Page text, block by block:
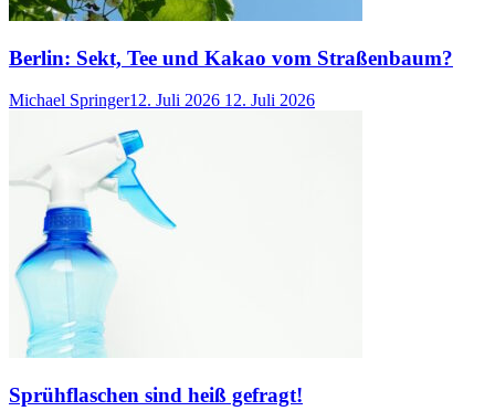
Berlin: Sekt, Tee und Kakao vom Straßenbaum?
Michael Springer12. Juli 2026 12. Juli 2026
Sprühflaschen sind heiß gefragt!